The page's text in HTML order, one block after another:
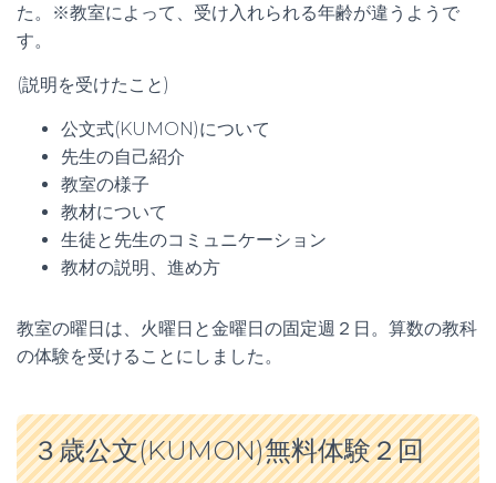
た。※教室によって、受け入れられる年齢が違うようで
す。
(説明を受けたこと)
公文式(KUMON)について
先生の自己紹介
教室の様子
教材について
生徒と先生のコミュニケーション
教材の説明、進め方
教室の曜日は、火曜日と金曜日の固定週２日。算数の教科
の体験を受けることにしました。
３歳公文(KUMON)無料体験２回